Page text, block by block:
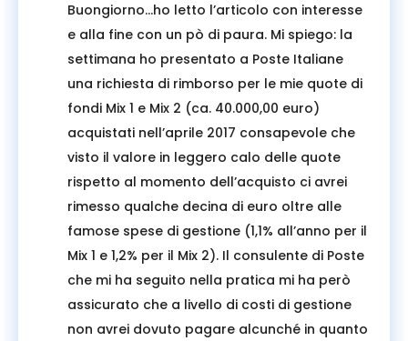
Buongiorno…ho letto l’articolo con interesse
e alla fine con un pò di paura. Mi spiego: la
settimana ho presentato a Poste Italiane
una richiesta di rimborso per le mie quote di
fondi Mix 1 e Mix 2 (ca. 40.000,00 euro)
acquistati nell’aprile 2017 consapevole che
visto il valore in leggero calo delle quote
rispetto al momento dell’acquisto ci avrei
rimesso qualche decina di euro oltre alle
famose spese di gestione (1,1% all’anno per il
Mix 1 e 1,2% per il Mix 2). Il consulente di Poste
che mi ha seguito nella pratica mi ha però
assicurato che a livello di costi di gestione
non avrei dovuto pagare alcunché in quanto